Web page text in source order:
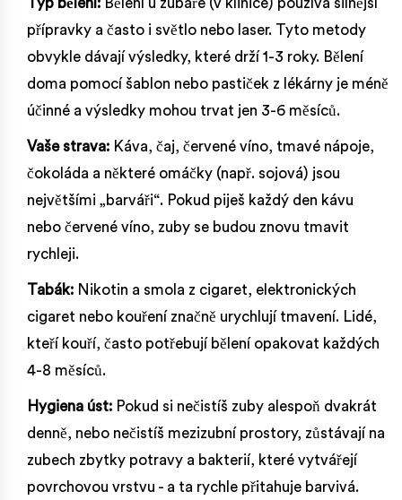
přípravky a často i světlo nebo laser. Tyto metody
obvykle dávají výsledky, které drží 1-3 roky. Bělení
doma pomocí šablon nebo pastiček z lékárny je méně
účinné a výsledky mohou trvat jen 3-6 měsíců.
Vaše strava: Káva, čaj, červené víno, tmavé nápoje,
čokoláda a některé omáčky (např. sojová) jsou
největšími „barváři“. Pokud piješ každý den kávu
nebo červené víno, zuby se budou znovu tmavit
rychleji.
Tabák: Nikotin a smola z cigaret, elektronických
cigaret nebo kouření značně urychlují tmavení. Lidé,
kteří kouří, často potřebují bělení opakovat každých
4-8 měsíců.
Hygiena úst: Pokud si nečistíš zuby alespoň dvakrát
denně, nebo nečistíš mezizubní prostory, zůstávají na
zubech zbytky potravy a bakterií, které vytvářejí
povrchovou vrstvu - a ta rychle přitahuje barvivá.